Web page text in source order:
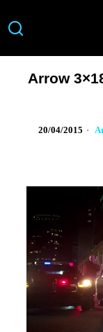
Arrow
20/04/2015